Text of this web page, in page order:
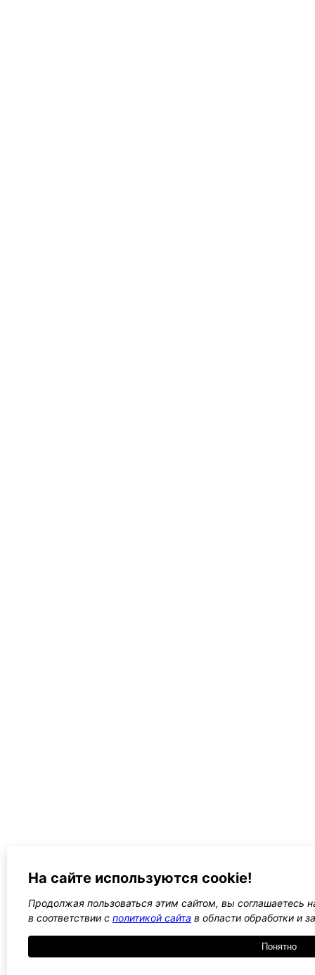
На сайте используются cookie!
Продолжая пользоваться этим сайтом, вы соглашаетесь
в соответствии с политикой сайта в области обработки и
Понятно